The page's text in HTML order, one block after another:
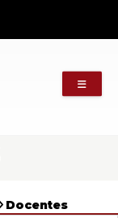
Docentes